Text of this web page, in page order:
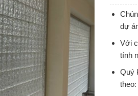
dự
Với
tính
Quý
theo: